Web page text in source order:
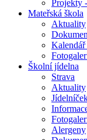
Projekty
Mateřská škola
Aktuality
Školní jídelna
Strava
Aktuality
Alergeny